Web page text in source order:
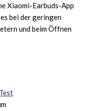
Xiaomi-Earbuds-App
bei der geringen
und beim Öffnen